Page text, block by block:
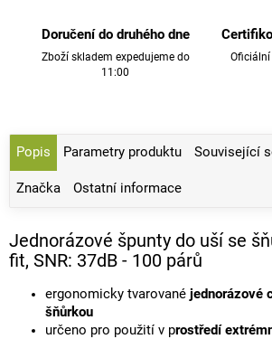
Doručení do druhého dne
Zboží skladem expedujeme do
11:00
Popis Parametry produktu Související
Značka Ostatní informace
Jednorázové špunty do uší se
fit, SNR: 37dB - 100 párů
ergonomicky tvarované jednorázové
šňůrkou
určeno pro použití v prostředí